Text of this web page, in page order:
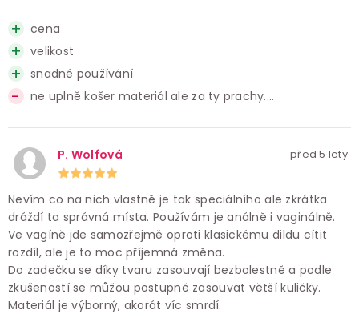
cena
velikost
snadné používání
ne uplně košer materiál ale za ty prachy....
P. Wolfová před 5 lety
Nevím co na nich vlastně je tak speciálního ale zkrátka
dráždí ta správná místa. Používám je análně i vaginálně.
Ve vagíně jde samozřejmě oproti klasickému dildu cítit
rozdíl, ale je to moc příjemná změna.
Do zadečku se díky tvaru zasouvají bezbolestně a podle
zkušeností se můžou postupně zasouvat větší kuličky.
Materiál je výborný, akorát víc smrdí.